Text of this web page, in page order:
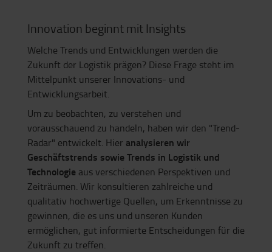
Innovation beginnt mit Insights
Welche Trends und Entwicklungen werden die
Zukunft der Logistik prägen? Diese Frage steht im
Mittelpunkt unserer Innovations- und
Entwicklungsarbeit.
Um zu beobachten, zu verstehen und
vorausschauend zu handeln, haben wir den "Trend-
Radar" entwickelt. Hier analysieren wir
Geschäftstrends sowie Trends in Logistik und
Technologie aus verschiedenen Perspektiven und
Zeiträumen. Wir konsultieren zahlreiche und
qualitativ hochwertige Quellen, um Erkenntnisse zu
gewinnen, die es uns und unseren Kunden
ermöglichen, gut informierte Entscheidungen für die
Zukunft zu treffen.